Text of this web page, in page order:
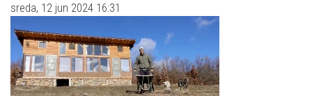
sreda, 12 jun 2024 16:31